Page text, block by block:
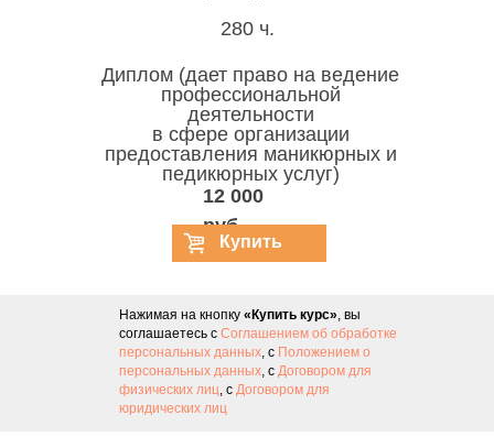
Диплом (дает право на ведение
профессиональной
деятельности
в сфере организации
предоставления маникюрных и
педикюрных услуг)
280 ч.
12 000
руб.
Купить
курс
Нажимая на кнопку «Купить курс», вы
соглашаетесь с Соглашением об обработке
персональных данных, с Положением о
персональных данных, с Договором для
физических лиц, с Договором для
юридических лиц